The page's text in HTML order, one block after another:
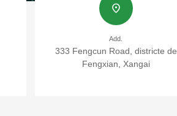
Add.
333 Fengcun Road, districte de
Fengxian, Xangai